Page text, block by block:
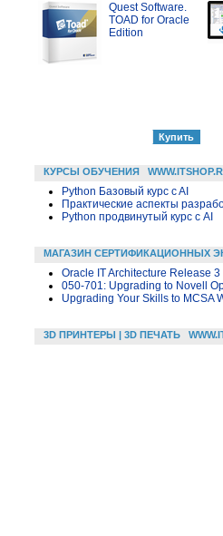
Quest Software.
TOAD for Oracle
Edition
КУРСЫ ОБУЧЕНИЯ
Python Базовый курс c AI
Практические аспекты
Python продвинутый курс с AI
МАГАЗИН СЕРТИФИКАЦИОННЫХ
Oracle IT Architecture Release
050-701: Upgrading to Novell
Upgrading Your Skills to MCSA
3D ПРИНТЕРЫ | 3D ПЕЧАТЬ